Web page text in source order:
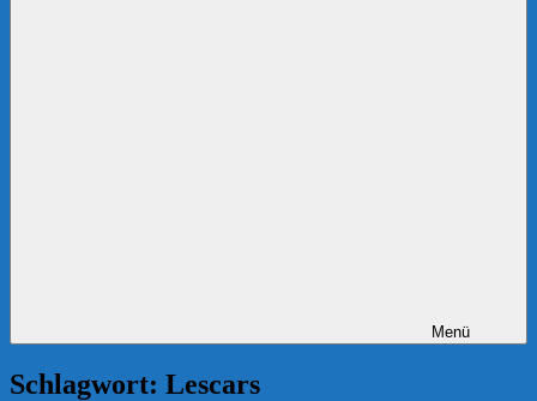
Menü
Schlagwort: Lescars